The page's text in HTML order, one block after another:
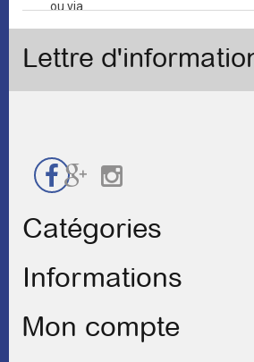
ou via
de
Lettre
Catégories
Informations
Mon compte